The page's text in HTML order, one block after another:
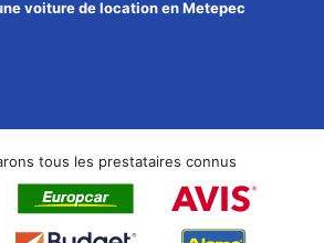
voiture de location en Metepec
tous les prestataires connus